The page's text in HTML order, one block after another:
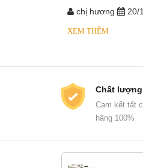
chị hương 20/
XEM THÊM
Chất
Cam kết tất
hãng 100%